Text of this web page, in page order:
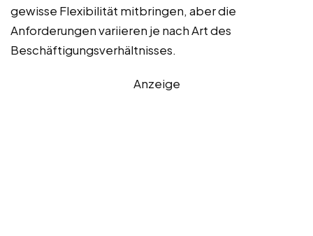
gewisse Flexibilität mitbringen, aber die
Anforderungen variieren je nach Art des
Beschäftigungsverhältnisses.
Anzeige